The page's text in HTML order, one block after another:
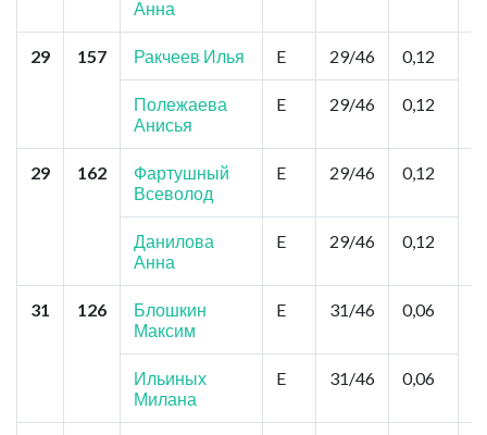
Анна
29 157 Ракчеев Илья E 29/46 0,12
Полежаева
Анисья
E 29/46 0,12
29 162
Фартушный
Всеволод
E 29/46 0,12
Данилова
Анна
E 29/46 0,12
31 126
Блошкин
Максим
E 31/46 0,06
Ильиных
Милана
E 31/46 0,06